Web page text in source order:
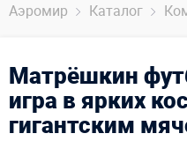
Аэромир Каталог
Матрёшкин
игра в ярких
гигантским